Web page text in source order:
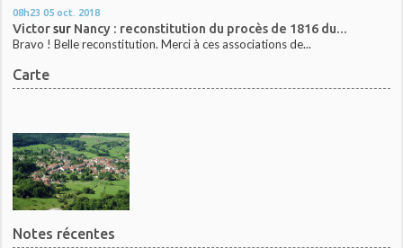
08h23 05 oct. 2018
Victorsur Nancy : reconstitution du procès de 1816 du...
Bravo ! Belle reconstitution. Merci à ces associations de...
Carte
Notes récentes